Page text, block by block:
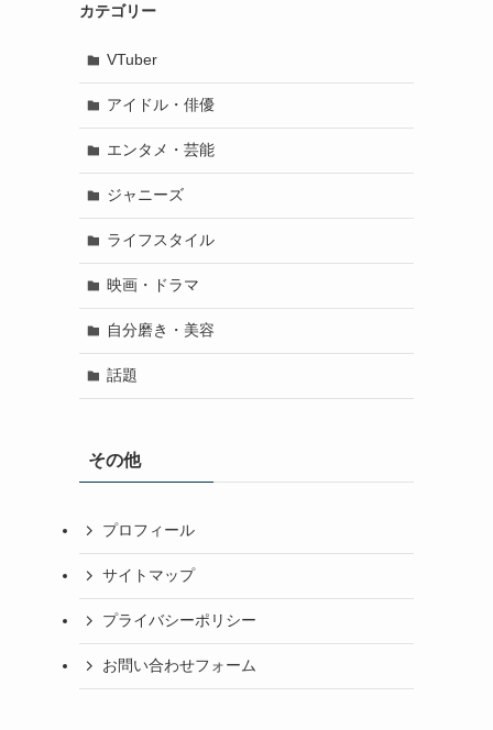
カテゴリー
VTuber
アイドル・俳優
エンタメ・芸能
ジャニーズ
ライフスタイル
映画・ドラマ
自分磨き・美容
話題
その他
プロフィール
サイトマップ
プライバシーポリシー
お問い合わせフォーム